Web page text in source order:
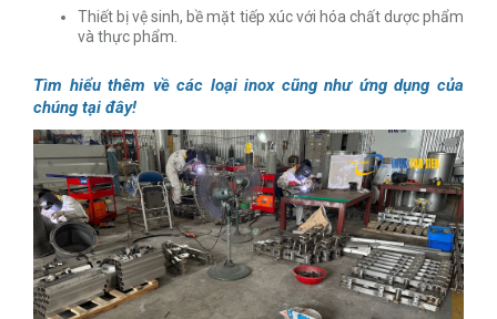
Thiết bị vệ sinh, bề mặt tiếp xúc với hóa chất dược phẩm
và thực phẩm.
Tìm hiểu thêm về các loại inox cũng như ứng dụng của
chúng tại đây!